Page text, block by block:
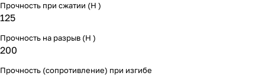
Прочность при сжатии (Н )
125
Прочность на разрыв (Н )
200
Прочность (сопротивление) при изгибе